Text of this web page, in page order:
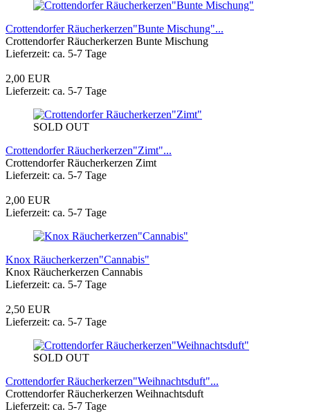
Crottendorfer Räucherkerzen"Bunte Mischung"...
Crottendorfer Räucherkerzen Bunte Mischung
Lieferzeit: ca. 5-7 Tage
2,00 EUR
Lieferzeit: ca. 5-7 Tage
SOLD OUT
Crottendorfer Räucherkerzen"Zimt"...
Crottendorfer Räucherkerzen Zimt
Lieferzeit: ca. 5-7 Tage
2,00 EUR
Lieferzeit: ca. 5-7 Tage
Knox Räucherkerzen"Cannabis"
Knox Räucherkerzen Cannabis
Lieferzeit: ca. 5-7 Tage
2,50 EUR
Lieferzeit: ca. 5-7 Tage
SOLD OUT
Crottendorfer Räucherkerzen"Weihnachtsduft"...
Crottendorfer Räucherkerzen Weihnachtsduft
Lieferzeit: ca. 5-7 Tage